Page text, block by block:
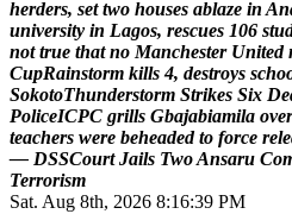
herders, set two houses ablaze in An
university in Lagos, rescues 106 stu
not true that no Manchester United
CupRainstorm kills 4, destroys scho
SokotoThunderstorm Strikes Six De
PoliceICPC grills Gbajabiamila over
teachers were beheaded to force rele
— DSSCourt Jails TwoAnsaru Co
Terrorism
Sat. Aug 8th, 2026 8:16:40 PM